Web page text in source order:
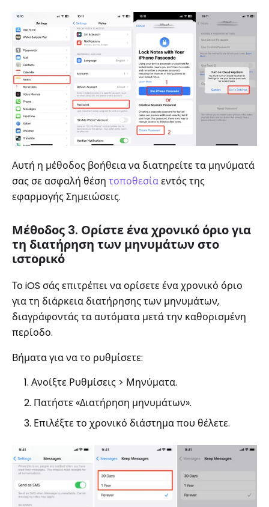
Αυτή η μέθοδος βοήθεια να διατηρείτε τα μηνύματά
σας σε ασφαλή θέση τοποθεσίαεντός της
εφαρμογής Σημειώσεις.
Μέθοδος 3. Ορίστε ένα χρονικό όριο για
τη διατήρηση των μηνυμάτων στο
ιστορικό
Το iOS σάς επιτρέπει να ορίσετε ένα χρονικό όριο
για τη διάρκεια διατήρησης των μηνυμάτων,
διαγράφοντάς τα αυτόματα μετά την καθορισμένη
περίοδο.
Βήματα για να το ρυθμίσετε:
Ανοίξτε Ρυθμίσεις > Μηνύματα.
Πατήστε «Διατήρηση μηνυμάτων».
Επιλέξτε το χρονικό διάστημα που θέλετε.